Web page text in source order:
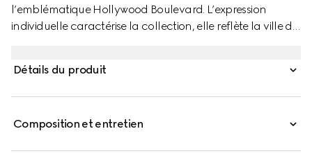
l’emblématique Hollywood Boulevard. L’expression
individuelle caractérise la collection, elle reflète la ville de
accessoires et pièces de prêt-à-porter continuent de
ici par une version du monogramme de la Maison issue
Détails du produit
Composition et entretien